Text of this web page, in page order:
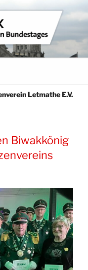
Letmathe E.V.
Biwakkönig